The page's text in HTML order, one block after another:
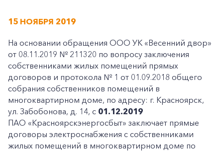
15 НОЯБРЯ 2019
На основании обращения ООО УК «Весенний двор»
от 08.11.2019 № 211320 по вопросу заключения
собственниками жилых помещений прямых
договоров и протокола № 1 от 01.09.2018 общего
собрания собственников помещений в
многоквартирном доме, по адресу: г. Красноярск,
ул. Забобонова, д. 14, с 01.12.2019
ПАО «Красноярскэнергосбыт» заключает прямые
договоры электроснабжения с собственниками
жилых помещений в многоквартирном доме по